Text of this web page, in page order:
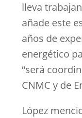
lleva
añade este
años de
energético
“será
CNMC y de
López